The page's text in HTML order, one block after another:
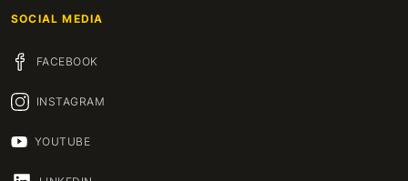
SOCIAL MEDIA
FACEBOOK
INSTAGRAM
YOUTUBE